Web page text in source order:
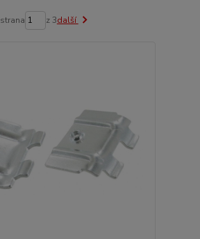
strana z 3další